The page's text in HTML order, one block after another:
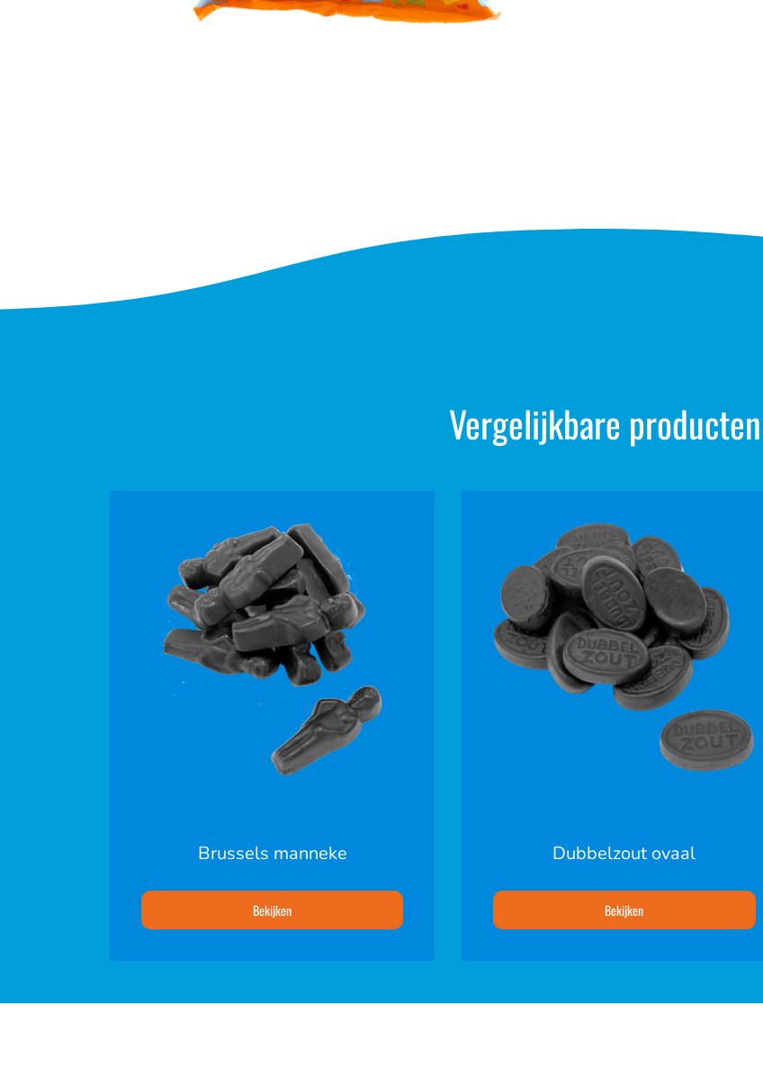
Vergelijkbare producten
Brussels manneke
Bekijken
Dubbelzout ovaal
Bekijken